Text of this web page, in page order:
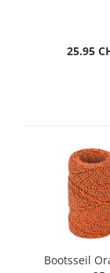
25.95
Bootsseil